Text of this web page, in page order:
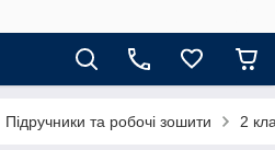
Підручники та робочі зошити 2